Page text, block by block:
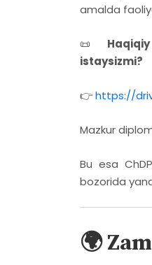
amalda
📜
istaysizmi?
👉https://
Mazkur
Bu esa
bozorida
🌍